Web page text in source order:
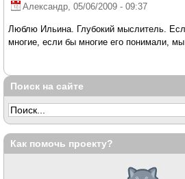
Александр , 05/06/2009 - 09:37
Люблю Ильина. Глубокий мыслитель.
многие, если бы многие его понимали,
Поиск на сайте
Как помочь проекту?